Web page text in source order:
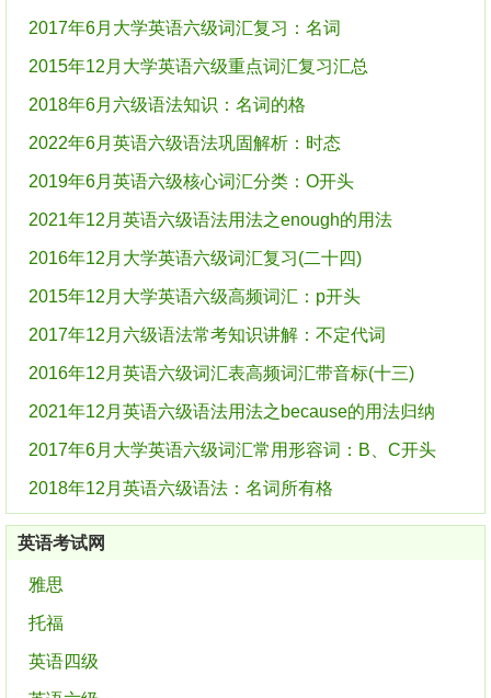
2017年6月大学英语六级词汇复习：名词
2015年12月大学英语六级重点词汇复习汇总
2018年6月六级语法知识：名词的格
2022年6月英语六级语法巩固解析：时态
2019年6月英语六级核心词汇分类：O开头
2021年12月英语六级语法用法之enough的用法
2016年12月大学英语六级词汇复习(二十四)
2015年12月大学英语六级高频词汇：p开头
2017年12月六级语法常考知识讲解：不定代词
2016年12月英语六级词汇表高频词汇带音标(十三)
2021年12月英语六级语法用法之because的用法归纳
2017年6月大学英语六级词汇常用形容词：B、C开头
2018年12月英语六级语法：名词所有格
英语考试网
雅思
托福
英语四级